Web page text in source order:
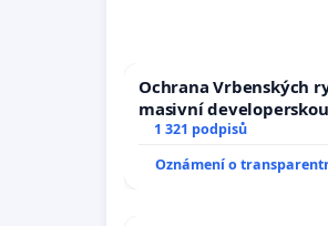
Ochrana Vrbenských
masivní
1 321 podpisů
Oznámení o